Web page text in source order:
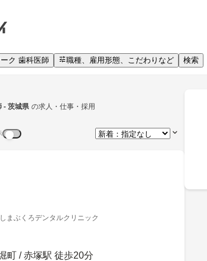
ク 歯科医師 職種、雇用形態、こだわりなど 検索
- 茨城県 の求人・仕事・採用
まぶくろデンタルクリニック
町 / 赤塚駅 徒歩20分